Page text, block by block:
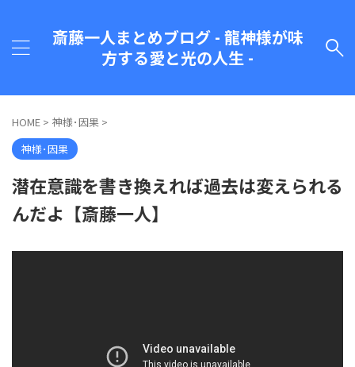
斎藤一人まとめブログ - 龍神様が味
方する愛と光の人生 -
HOME > 神様･因果 >
神様･因果
潜在意識を書き換えれば過去は変えられる
んだよ【斎藤一人】